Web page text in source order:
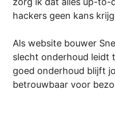
hackers geen kans
Als website bouwer
slecht onderhoud leidt
goed onderhoud blijft
betrouwbaar voor